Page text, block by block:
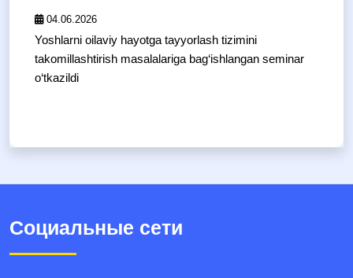
04.06.2026
Yoshlarni oilaviy hayotga tayyorlash tizimini
takomillashtirish masalalariga bag‘ishlangan seminar
o‘tkazildi
Социальные сети